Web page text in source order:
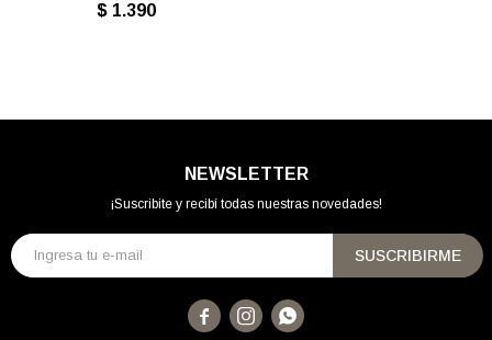
$ 1.390
NEWSLETTER
¡Suscribite y recibí todas nuestras novedades!
SUSCRIBIRME
  